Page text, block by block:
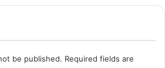
be published. Required fields are